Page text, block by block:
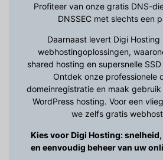
Profiteer van onze gratis DNS-
DNSSEC met slechts een
Daarnaast levert Digi
webhostingoplossingen,
shared hosting en supersnelle
Ontdek onze professionele
domeinregistratie en maak
WordPress hosting. Voor een
we zelfs gratis
Kies voor Digi Hosting:
en eenvoudig beheer van uw